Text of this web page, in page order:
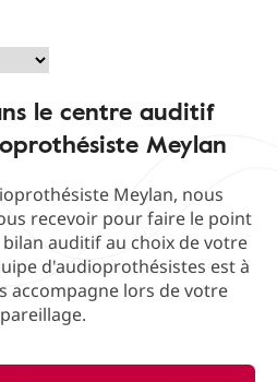
le centre auditif
Meylan
Meylan, nous
recevoir pour faire le point
auditif au choix de votre
d'audioprothésistes est à
accompagne lors de votre